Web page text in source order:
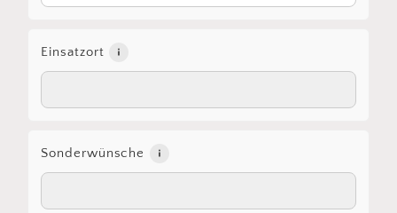
Einsatzort
Sonderwünsche